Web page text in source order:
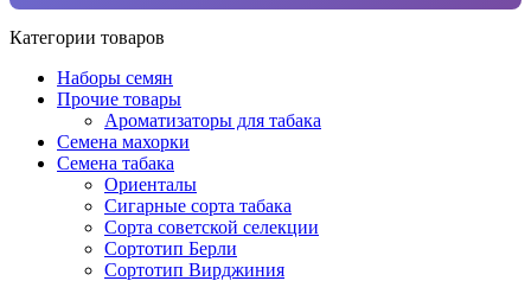
Категории товаров
Наборы семян
Прочие товары
Ароматизаторы для табака
Семена махорки
Семена табака
Ориенталы
Сигарные сорта табака
Сорта советской селекции
Сортотип Берли
Сортотип Вирджиния